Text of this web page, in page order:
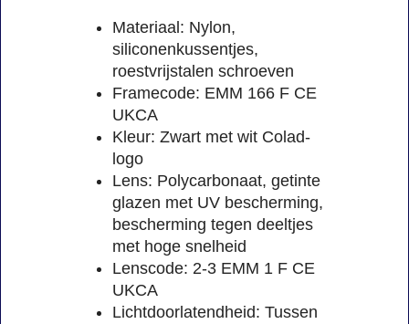
Materiaal: Nylon,
siliconenkussentjes,
roestvrijstalen schroeven
Framecode: EMM 166 F CE
UKCA
Kleur: Zwart met wit Colad-
logo
Lens: Polycarbonaat, getinte
glazen met UV bescherming,
bescherming tegen deeltjes
met hoge snelheid
Lenscode: 2-3 EMM 1 F CE
UKCA
Lichtdoorlatendheid: Tussen